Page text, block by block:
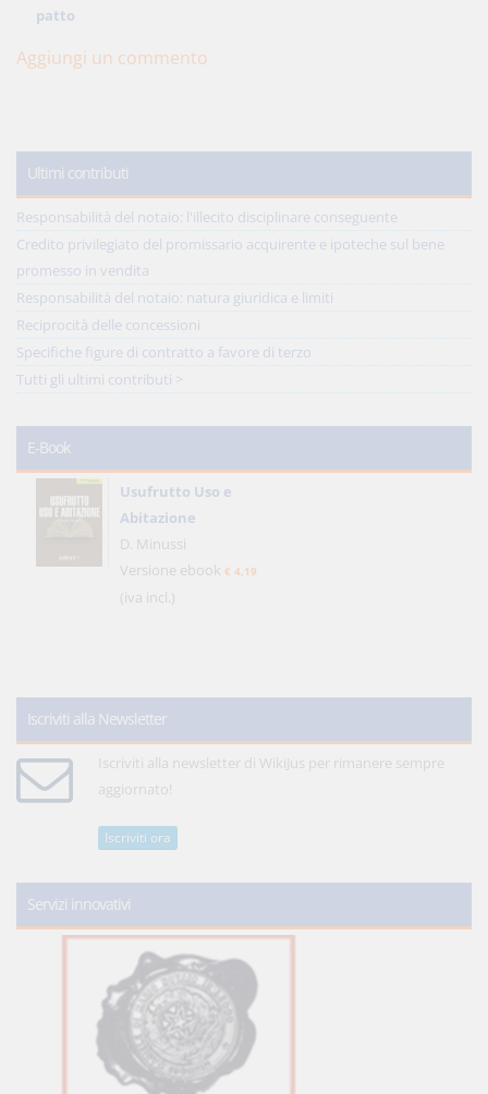
patto
Aggiungi un commento
Ultimi contributi
Responsabilità del notaio: l'illecito disciplinare conseguente
Credito privilegiato del promissario acquirente e ipoteche sul bene
promesso in vendita
Responsabilità del notaio: natura giuridica e limiti
Reciprocità delle concessioni
Specifiche figure di contratto a favore di terzo
Tutti gli ultimi contributi >
E-Book
Usufrutto Uso e
Abitazione
D. Minussi
Versione ebook € 4,19
(iva incl.)
Iscriviti alla Newsletter
Iscriviti alla newsletter di WikiJus per rimanere sempre
aggiornato!
Iscriviti ora
Servizi innovativi